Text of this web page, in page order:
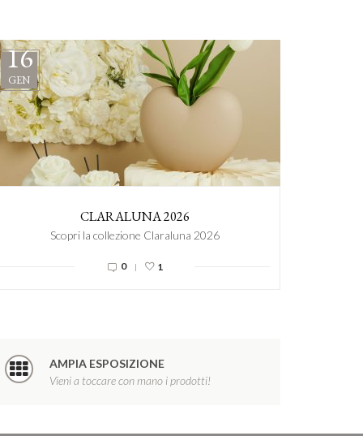
16
GEN
CLARALUNA 2026
Scopri la collezione Claraluna 2026
0 | 1
AMPIA ESPOSIZIONE
Vieni a toccare con mano i prodotti!